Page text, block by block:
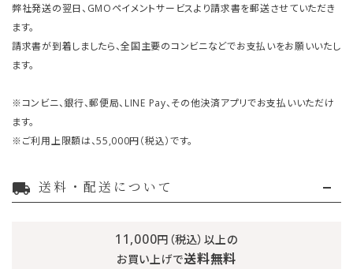
弊社発送の翌日、GMOペイメントサービスより請求書を郵送させていただき
ます。
請求書が到着しましたら、全国主要のコンビニなどでお支払いをお願いいたし
ます。
※コンビニ、銀行、郵便局、LINE Pay、その他決済アプリでお支払いいただけ
ます。
※ご利用上限額は、55,000円（税込）です。
local_shipping 送料・配送について
11,000円（税込）以上の
お買い上げで送料無料